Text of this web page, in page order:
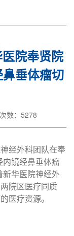
院奉贤院
垂体瘤切
数：5278
经外科团队在奉
内镜经鼻垂体瘤
华医院神经外
院区医疗同质
医疗资源。